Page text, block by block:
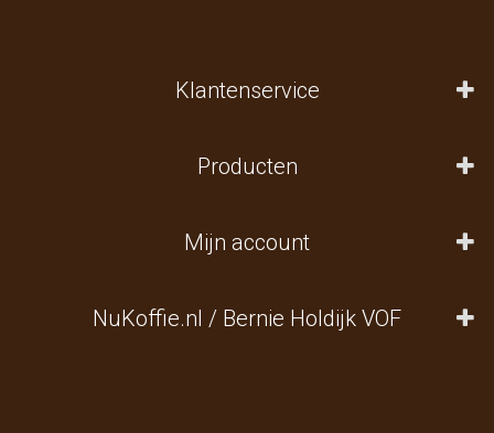
Klantenservice
Producten
Mijn account
NuKoffie.nl / Bernie Holdijk VOF